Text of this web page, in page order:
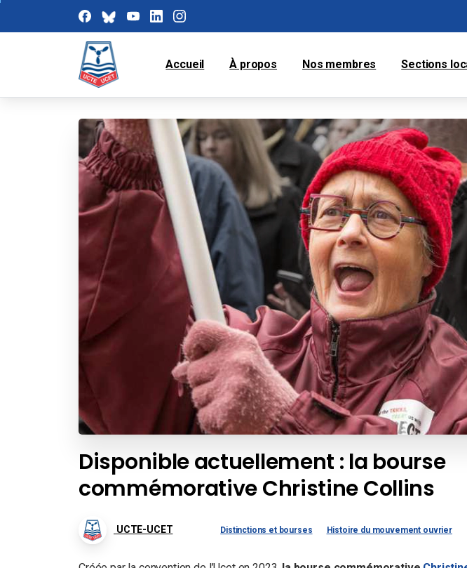
Accueil À propos Nos membres Sections
Disponible actuellement : la bourse
commémorative Christine Collins
UCTE-UCET Distinctions et bourses Histoire du mouvement ouvrier